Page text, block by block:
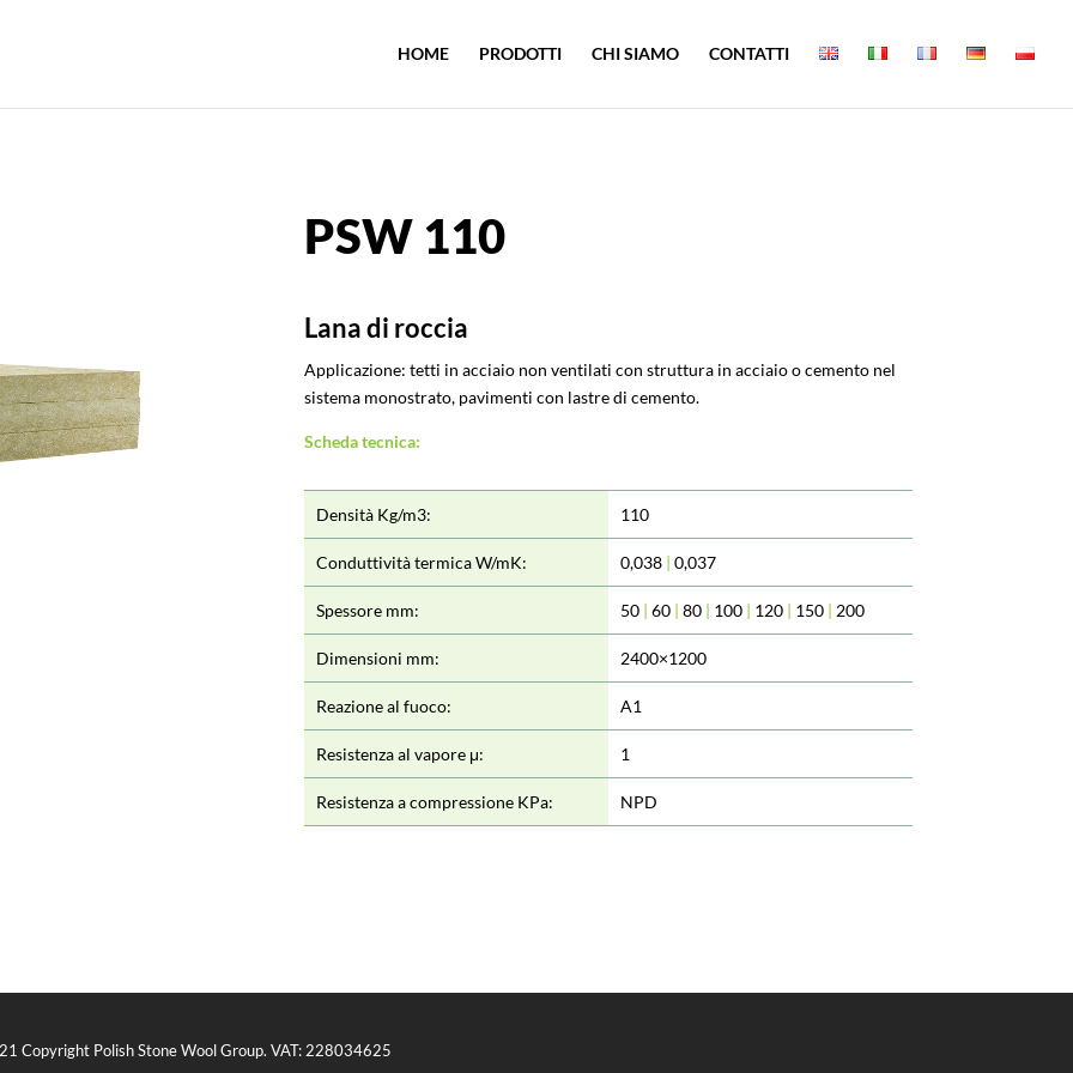
HOME PRODOTTI CHI SIAMO CONTATTI
PSW 110
Lana di roccia
Applicazione: tetti in acciaio non ventilati con struttura in acciaio o cemento nel
sistema monostrato, pavimenti con lastre di cemento.
Scheda tecnica:
Densità Kg/m3: 110
Conduttività termica W/mK: 0,038 | 0,037
Spessore mm: 50 | 60 | 80 | 100 | 120 | 150 | 200
Dimensioni mm: 2400×1200
Reazione al fuoco: A1
Resistenza al vapore μ: 1
Resistenza a compressione KPa: NPD
Copyright Polish Stone Wool Group. VAT: 228034625